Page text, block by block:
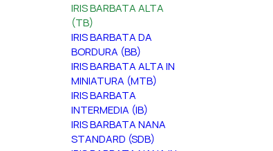
IRIS BARBATA ALTA
(TB)
IRIS BARBATA DA
BORDURA (BB)
IRIS BARBATA ALTA IN
MINIATURA (MTB)
IRIS BARBATA
INTERMEDIA (IB)
IRIS BARBATA NANA
STANDARD (SDB)